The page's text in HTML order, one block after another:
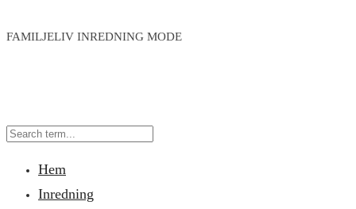
FAMILJELIV INREDNING MODE
Hem
Inredning